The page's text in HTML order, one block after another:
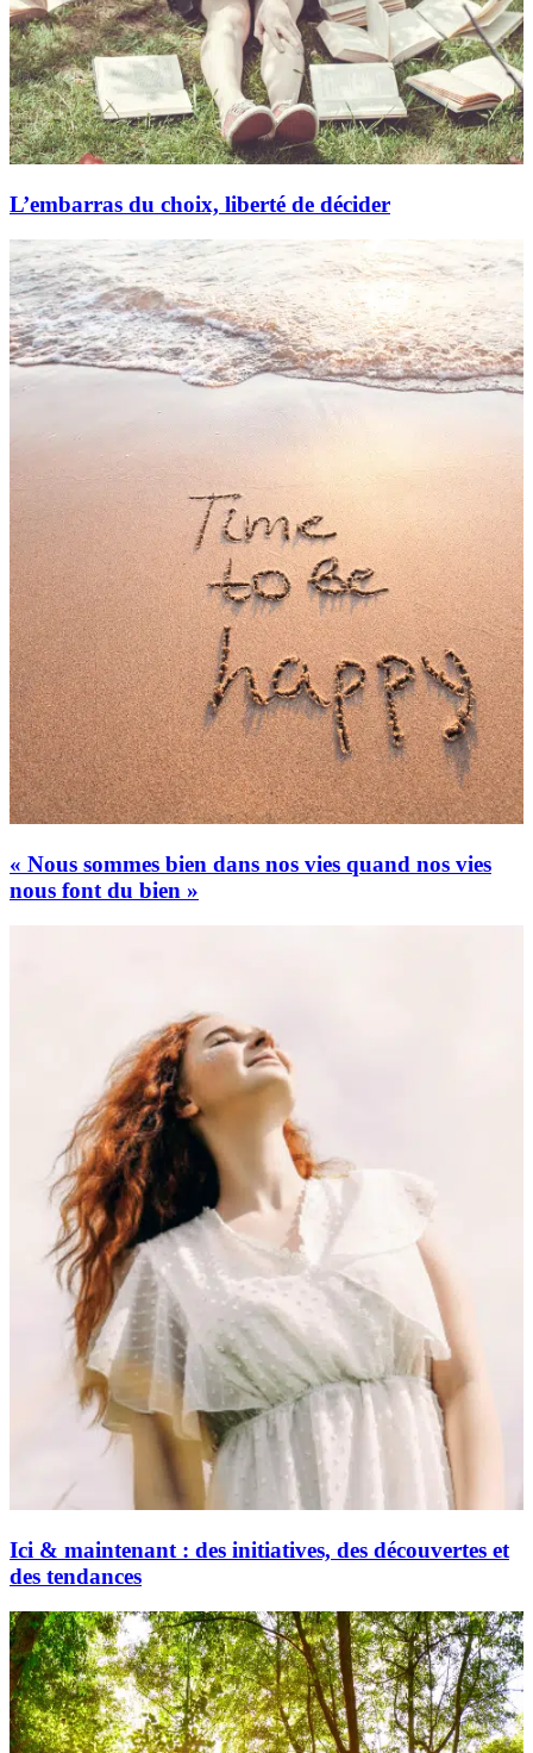
L’embarras du choix, liberté de décider
« Nous sommes bien dans nos vies quand nos vies
nous font du bien »
Ici & maintenant : des initiatives, des découvertes et
des tendances